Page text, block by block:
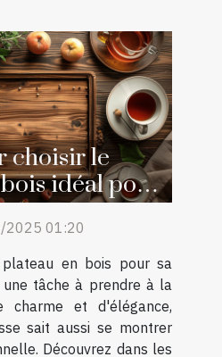
choisir le
idéal pour
2025 01:20
en bois pour sa
tâche à prendre à la
charme et d'élégance,
sait aussi se montrer
Découvrez dans les